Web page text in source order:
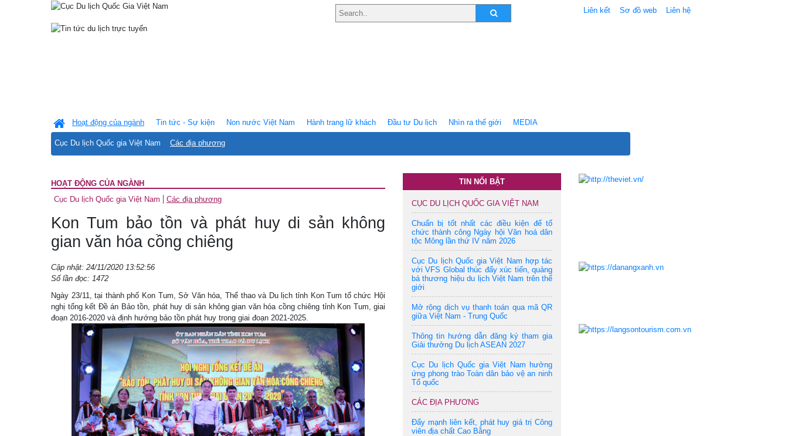
Liên kết Sơ đồ web Liên hệ
Hoạt động của ngành
Cục Du lịch Quốc gia Việt Nam Các địa phương
Tin tức - Sự kiện Non nước Việt Nam Hành trang lữ khách Ðầu tư Du lịch Nhìn ra thế giới MEDIA
HOẠT ĐỘNG CỦA NGÀNH
Cục Du lịch Quốc gia Việt Nam
Các địa phương
Kon Tum bảo tồn và phát huy di sản không
gian văn hóa cồng chiêng
Cập nhật: 24/11/2020 13:52:56
Số lần đọc: 1472
Ngày 23/11, tại thành phố Kon Tum, Sở Văn hóa, Thể thao và Du lịch tỉnh Kon Tum tổ chức Hội
nghị tổng kết Đề án Bảo tồn, phát huy di sản không gian văn hóa cồng chiêng tỉnh Kon Tum, giai
đoạn 2016-2020 và định hướng bảo tồn phát huy trong giai đoạn 2021-2025.
TIN NỔI BẬT
CỤC DU LỊCH QUỐC GIA VIỆT NAM
Chuẩn bị tốt nhất các điều kiện để tổ
chức thành công Ngày hội Văn hoá dân
tộc Mông lần thứ IV năm 2026
Cục Du lịch Quốc gia Việt Nam hợp tác
với VFS Global thúc đẩy xúc tiến, quảng
bá thương hiệu du lịch Việt Nam trên thế
giới
Mở rộng dịch vụ thanh toán qua mã QR
giữa Việt Nam - Trung Quốc
Thông tin hướng dẫn đăng ký tham gia
Giải thưởng Du lịch ASEAN 2027
Cục Du lịch Quốc gia Việt Nam hưởng
ứng phong trào Toàn dân bảo vệ an ninh
Tổ quốc
CÁC ĐỊA PHƯƠNG
Đẩy mạnh liên kết, phát huy giá trị Công
viên địa chất Cao Bằng